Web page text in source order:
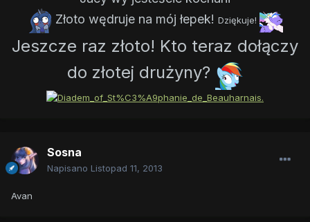
Złoto wędruje na mój łepek! Dziękuje!
Jeszcze raz złoto! Kto teraz dołączy
do złotej drużyny?
Sosna
Napisano Listopad 11, 2013
Avan